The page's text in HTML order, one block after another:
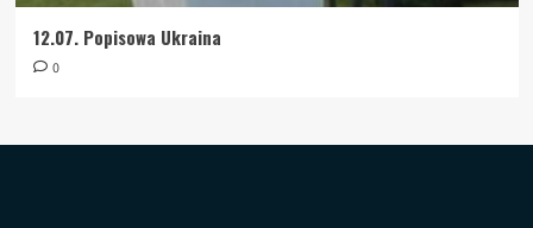
12.07. Popisowa Ukraina
0